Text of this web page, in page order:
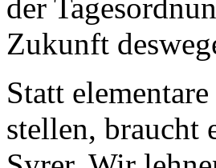
der
Zukunft
Statt
stellen, braucht